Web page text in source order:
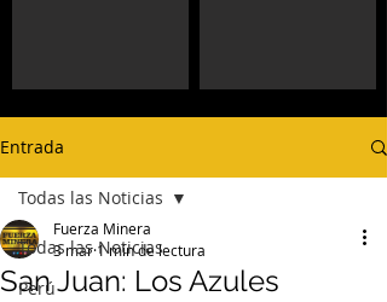
Entrada
Todas las Noticias
Perú
Todas las Noticias
San Juan: Los Azules
Fuerza Minera
3 mar 1 min de lectura